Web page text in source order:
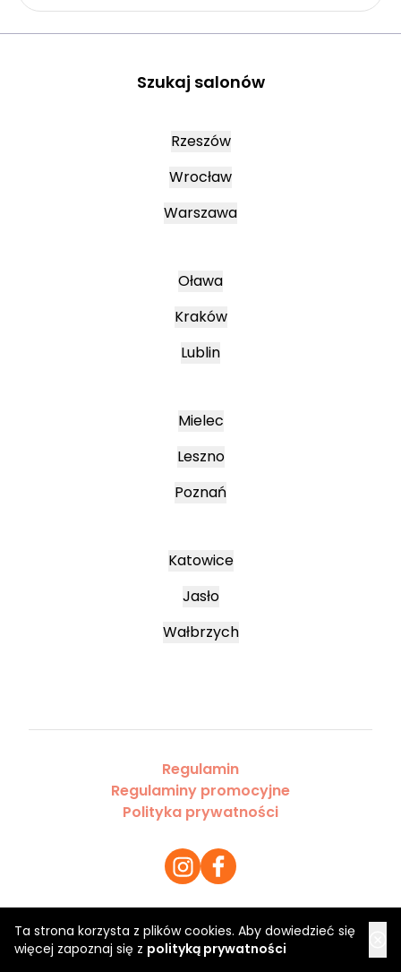
Ta strona korzysta z plików cookies. Aby dowiedzieć się
więcej zapoznaj się z polityką prywatności
Szukaj salonów
Rzeszów
Wrocław
Warszawa
Oława
Kraków
Lublin
Mielec
Leszno
Poznań
Katowice
Jasło
Wałbrzych
Regulamin
Regulaminy promocyjne
Polityka prywatności
Copyright 2026 Saloner Sp. z o.o.